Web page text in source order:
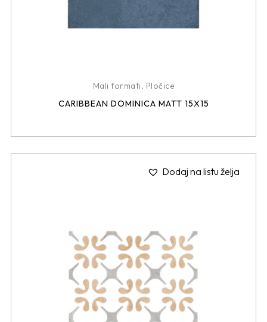
Mali formati, Pločice
CARIBBEAN DOMINICA MATT 15X15
Dodaj na listu želja